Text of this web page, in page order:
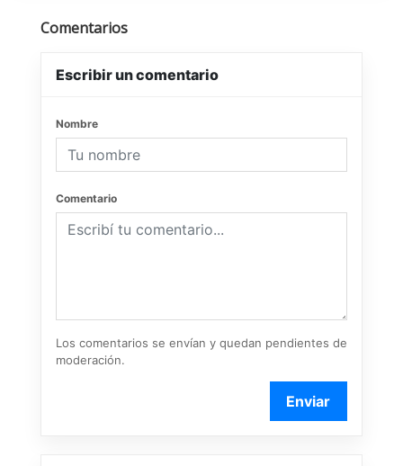
Comentarios
Escribir un comentario
Nombre
Comentario
Los comentarios se envían y quedan pendientes de
moderación.
Enviar